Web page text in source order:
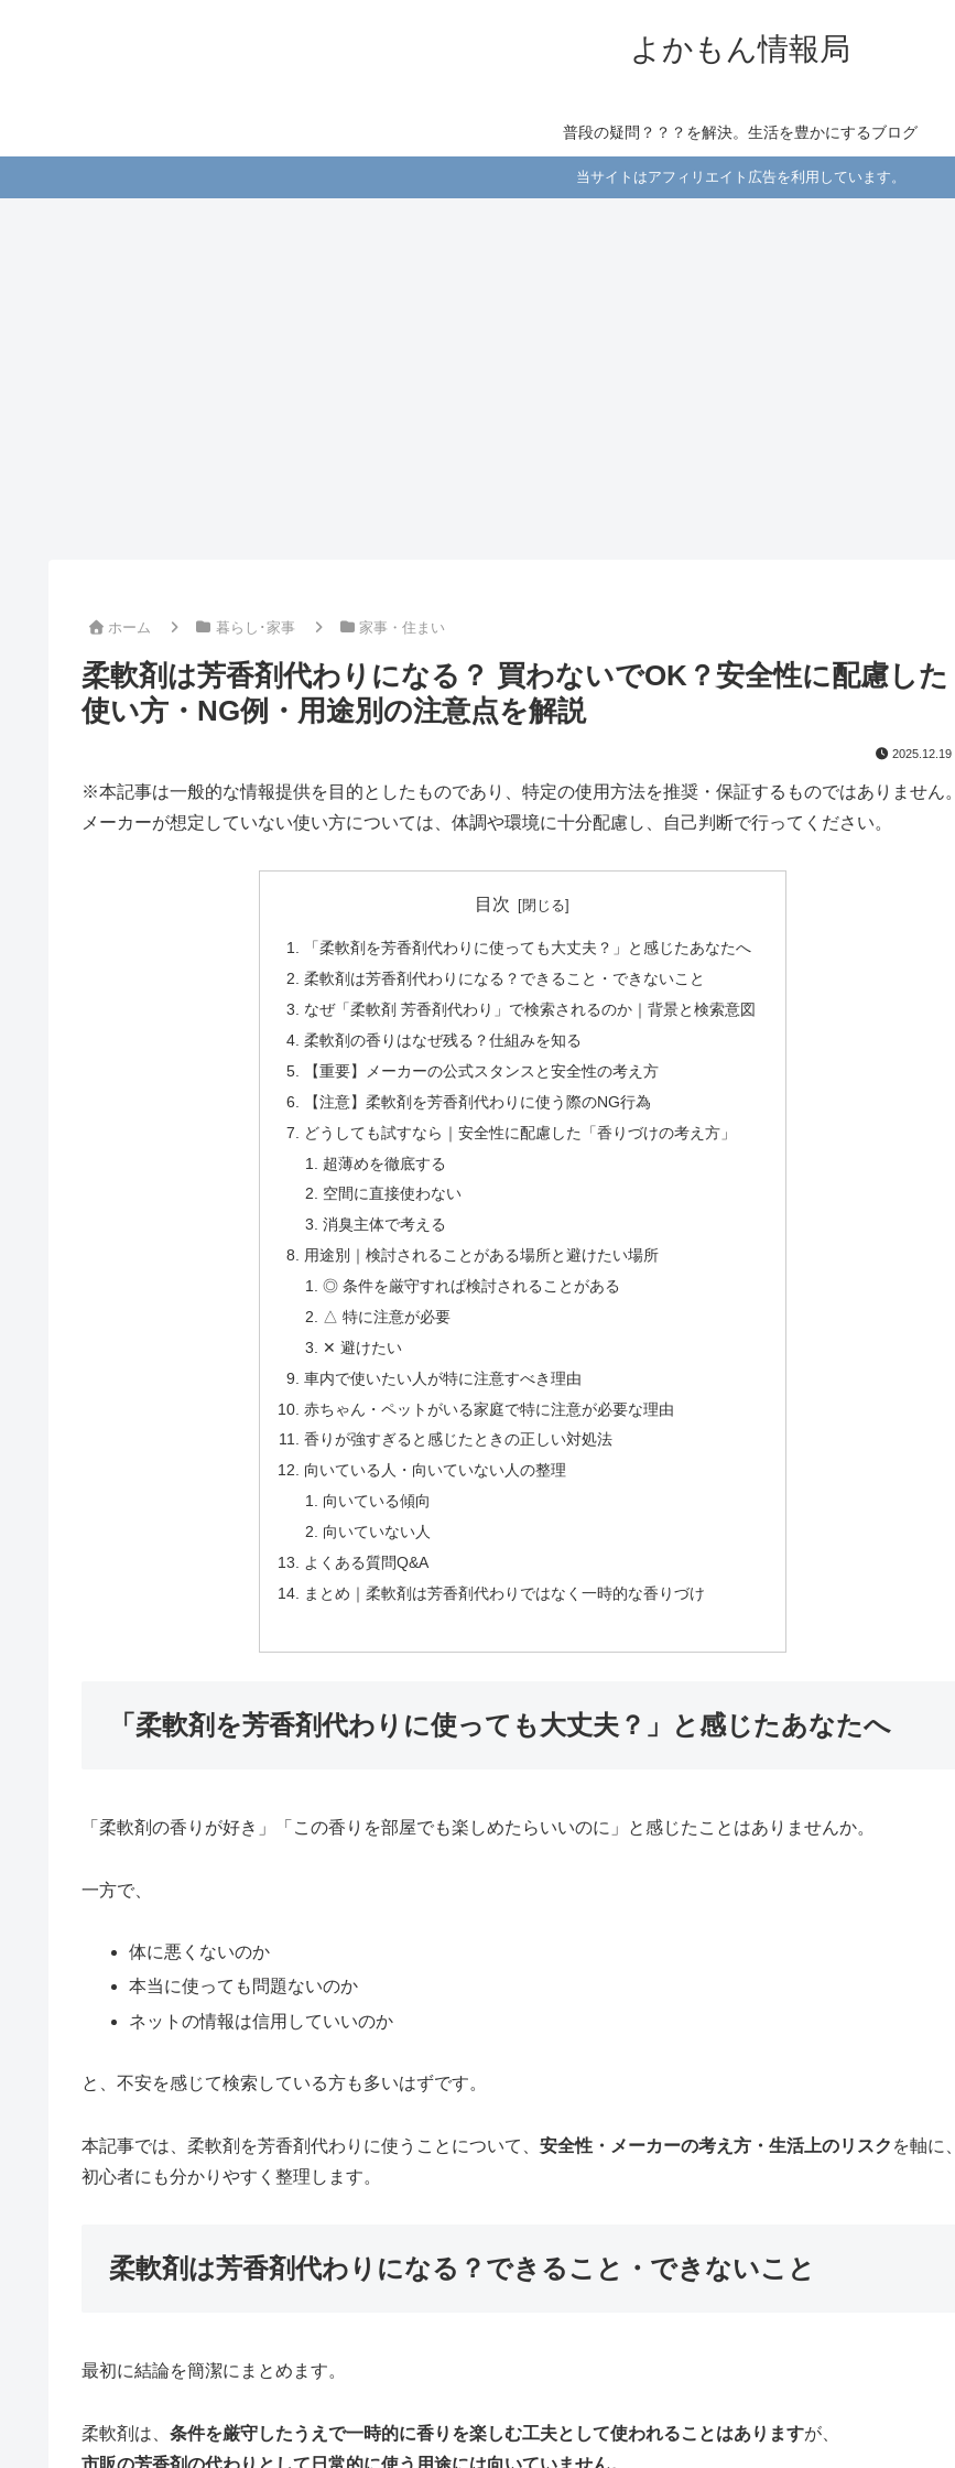
よかもん情報局
普段の疑問？？？を解決。生活を豊かにするブログ
当サイトはアフィリエイト広告を利用しています。
ホーム 暮らし･家事 家事・住まい
柔軟剤は芳香剤代わりになる？ 買わないでOK？安全性に配慮した
使い方・NG例・用途別の注意点を解説
2025.12.19
※本記事は一般的な情報提供を目的としたものであり、特定の使用方法を推奨・保証するものではありません。
メーカーが想定していない使い方については、体調や環境に十分配慮し、自己判断で行ってください。
目次
「柔軟剤を芳香剤代わりに使っても大丈夫？」と感じたあなたへ
柔軟剤は芳香剤代わりになる？できること・できないこと
なぜ「柔軟剤 芳香剤代わり」で検索されるのか｜背景と検索意図
柔軟剤の香りはなぜ残る？仕組みを知る
【重要】メーカーの公式スタンスと安全性の考え方
【注意】柔軟剤を芳香剤代わりに使う際のNG行為
どうしても試すなら｜安全性に配慮した「香りづけの考え方」
超薄めを徹底する
空間に直接使わない
消臭主体で考える
用途別｜検討されることがある場所と避けたい場所
◎ 条件を厳守すれば検討されることがある
△ 特に注意が必要
✕ 避けたい
車内で使いたい人が特に注意すべき理由
赤ちゃん・ペットがいる家庭で特に注意が必要な理由
香りが強すぎると感じたときの正しい対処法
向いている人・向いていない人の整理
向いている傾向
向いていない人
よくある質問Q&A
まとめ｜柔軟剤は芳香剤代わりではなく一時的な香りづけ
「柔軟剤を芳香剤代わりに使っても大丈夫？」と感じたあなたへ
「柔軟剤の香りが好き」「この香りを部屋でも楽しめたらいいのに」と感じたことはありませんか。
一方で、
体に悪くないのか
本当に使っても問題ないのか
ネットの情報は信用していいのか
と、不安を感じて検索している方も多いはずです。
本記事では、柔軟剤を芳香剤代わりに使うことについて、 安全性・メーカーの考え方・生活上のリスク を軸に、
初心者にも分かりやすく整理します。
柔軟剤は芳香剤代わりになる？できること・できないこと
最初に結論を簡潔にまとめます。
柔軟剤は、 条件を厳守したうえで一時的に香りを楽しむ工夫として使われることはありますが、
市販の芳香剤の代わりとして日常的に使う用途には向いていません。